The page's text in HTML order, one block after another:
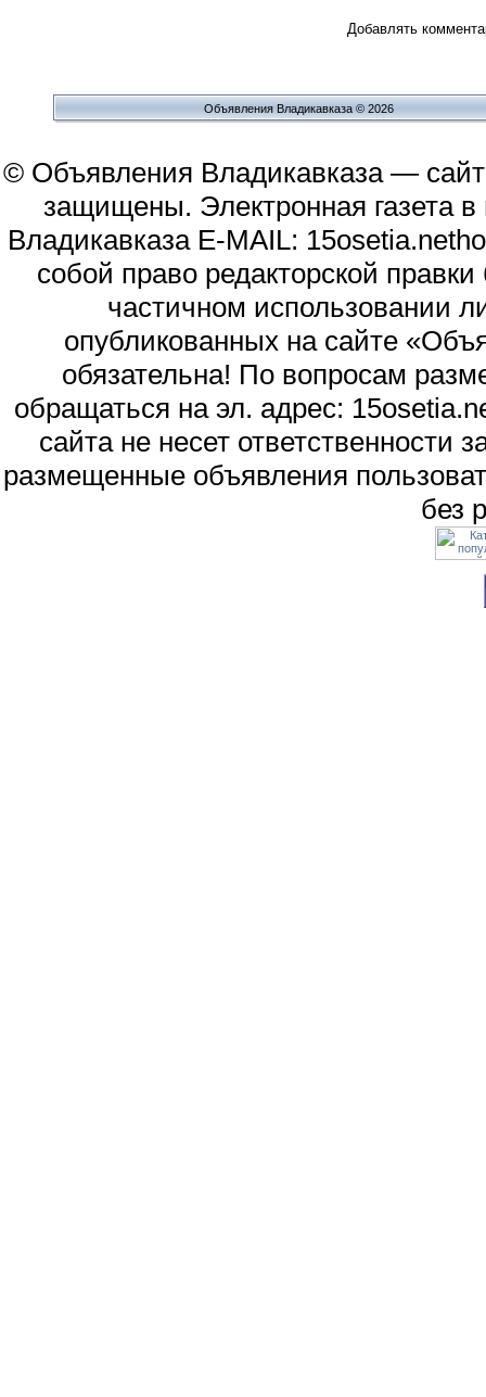
Добавлять
Объявления Владикавказа © 2026
© Объявления Владикавказа —
защищены. Электронная газета
Владикавказа E-MAIL:
собой право редакторской
частичном использовании
опубликованных на сайте
обязательна! По вопросам
обращаться на эл. адрес:
сайта не несет
размещенные объявления
без